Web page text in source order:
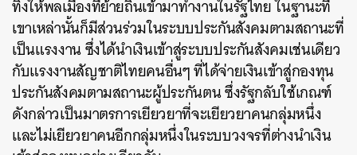
ทิ้งให้พลเมืองที่ย้ายถิ่นเข้ามาทำงานในรัฐไทย ในฐานะที่
เขาเหล่านั้นก็มีส่วนร่วมในระบบประกันสังคมตามสถานะที่
เป็นแรงงาน ซึ่งได้นำเงินเข้าสู่ระบบประกันสังคมเช่นเดียว
กับแรงงานสัญชาติไทยคนอื่นๆ ที่ได้จ่ายเงินเข้าสู่กองทุน
ประกันสังคมตามสถานะผู้ประกันตน ซึ่งรัฐกลับใช้เกณฑ์
ดังกล่าวเป็นมาตรการเยียวยาที่จะเยียวยาคนกลุ่มหนึ่ง
และไม่เยียวยาคนอีกกลุ่มหนึ่งในระบบวงจรที่ต่างนำเงิน